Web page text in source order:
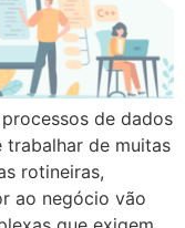
de dados
de muitas
rotineiras,
ao negócio vão